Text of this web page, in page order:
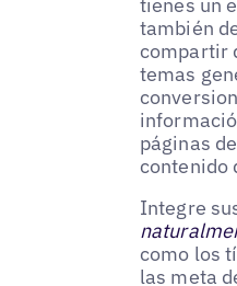
también
compartir
temas
páginas
contenido
Integre
como los
las meta